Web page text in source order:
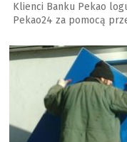
Klienci Banku Pekao
Pekao24 za pomocą
a